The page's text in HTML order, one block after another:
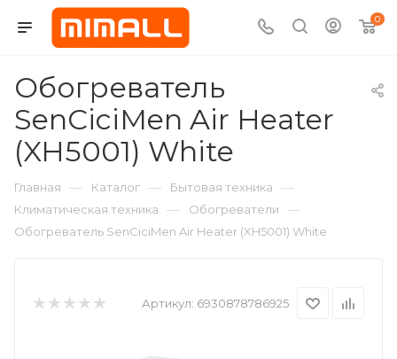
0
Обогреватель
SenCiciMen Air Heater
(XH5001) White
Главная — Каталог — Бытовая техника —
Климатическая техника — Обогреватели —
Обогреватель SenCiciMen Air Heater (XH5001) White
Артикул: 6930878786925